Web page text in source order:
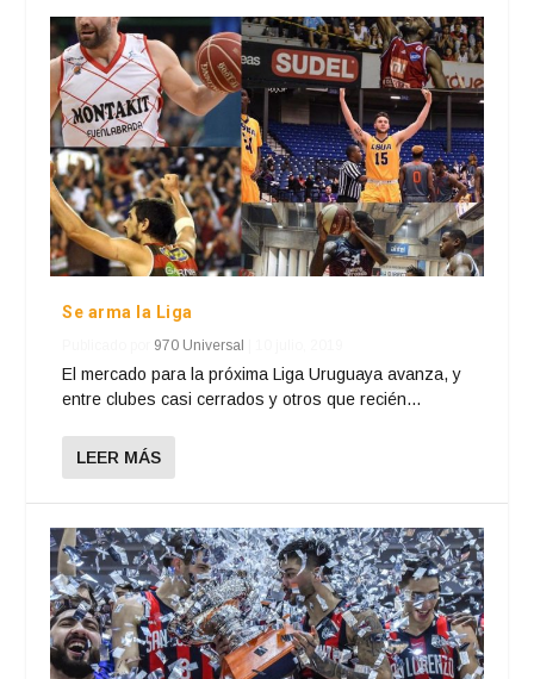
Se arma la Liga
970 Universal
El mercado para la próxima Liga Uruguaya avanza, y
entre clubes casi cerrados y otros que recién...
LEER MÁS